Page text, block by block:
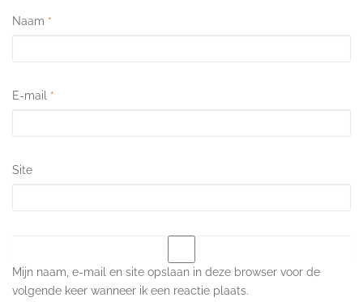
Naam *
E-mail *
Site
Mijn naam, e-mail en site opslaan in deze browser voor de
volgende keer wanneer ik een reactie plaats.